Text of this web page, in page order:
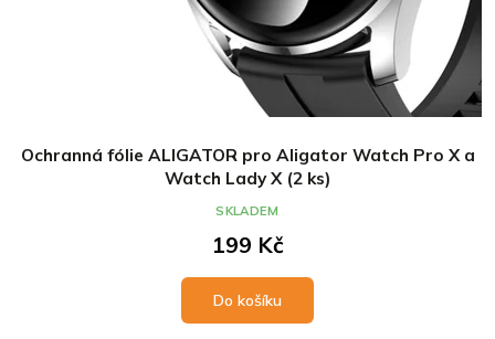
Ochranná fólie ALIGATOR pro Aligator Watch Pro X a
Watch Lady X (2 ks)
199 Kč
Do košíku
SKLADEM